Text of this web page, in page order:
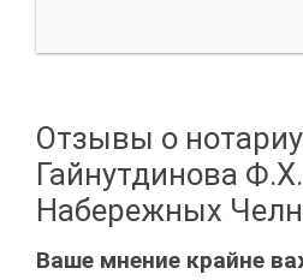
Отзывы о
Гайнутдинова
Набережных
Ваше мнение крайне